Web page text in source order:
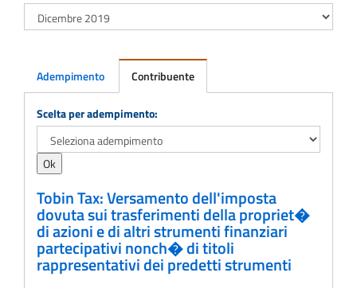
Adempimento Contribuente
Adempimento
Scelta per adempimento:
Tobin Tax: Versamento dell'imposta
dovuta sui trasferimenti della propriet�
di azioni e di altri strumenti finanziari
partecipativi nonch� di titoli
rappresentativi dei predetti strumenti